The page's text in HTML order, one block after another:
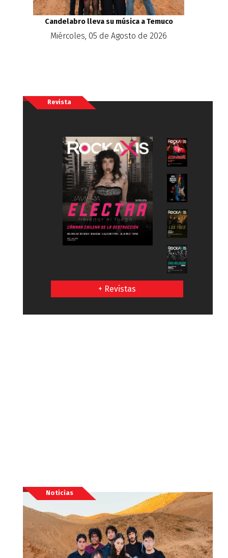
Candelabro lleva su música a Temuco
Miércoles, 05 de Agosto de 2026
Revista
+ Revistas
Noticias